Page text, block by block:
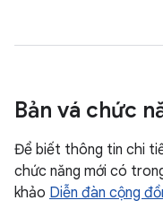
Bản vá chức
Để biết thông tin chi
chức năng mới có
khảo Diễn đàn cộng